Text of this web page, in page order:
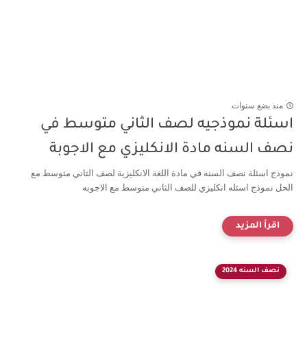
منذ بضع سنوات
اسئلة نموذجيه لصف الثاني متوسط في
نصف السنه مادة الانكليزي مع الاجوبة
نموذج اسئلة نصف السنه في مادة اللغة الانكليزية لصف الثاني متوسط مع
الحل نموذج اسئله انكليزي للصف الثاني متوسط مع الاجوبه
نصف السنه 2024